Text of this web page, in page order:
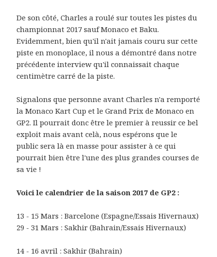
De son côté, Charles a roulé sur toutes les pistes du
championnat 2017 sauf Monaco et Baku.
Evidemment, bien qu'il n'ait jamais couru sur cette
piste en monoplace, il nous a démontré dans notre
précédente interview qu'il connaissait chaque
centimètre carré de la piste.
Signalons que personne avant Charles n'a remporté
la Monaco Kart Cup et le Grand Prix de Monaco en
GP2. Il pourrait donc être le premier à reussir ce bel
exploit mais avant celà, nous espérons que le
public sera là en masse pour assister à ce qui
pourrait bien être l'une des plus grandes courses de
sa vie !
Voici le calendrier de la saison 2017 de GP2 :
13 - 15 Mars : Barcelone (Espagne/Essais Hivernaux)
29 - 31 Mars : Sakhir (Bahrain/Essais Hivernaux)
14 - 16 avril : Sakhir (Bahrain)